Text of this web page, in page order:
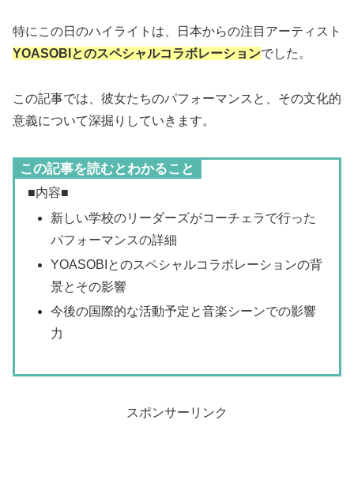
特にこの日のハイライトは、日本からの注目アーティスト
YOASOBIとのスペシャルコラボレーションでした。
この記事では、彼女たちのパフォーマンスと、その文化的
意義について深掘りしていきます。
この記事を読むとわかること
■内容■
新しい学校のリーダーズがコーチェラで行った
パフォーマンスの詳細
YOASOBIとのスペシャルコラボレーションの背
景とその影響
今後の国際的な活動予定と音楽シーンでの影響
力
スポンサーリンク